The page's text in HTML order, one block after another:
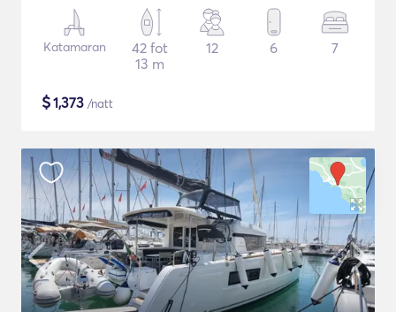
Katamaran
42 fot
13 m
12 6 7
$1,373 /natt